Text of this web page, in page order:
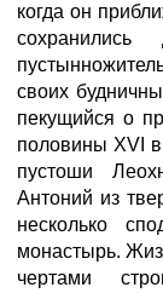
когда он
своих
пекущийся о
половины XVI
пустоши
Антоний из
несколько
монастырь.
чертами